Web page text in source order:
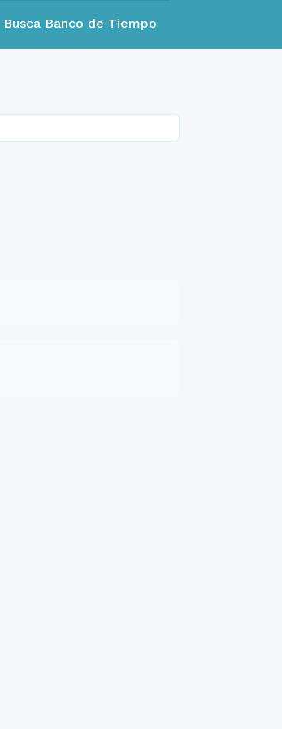
Busca Banco de Tiempo